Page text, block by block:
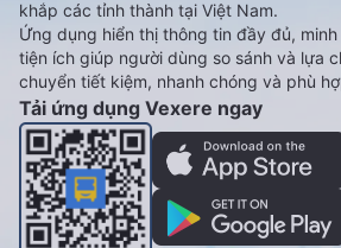
khắp các tỉnh thành tại Việt Nam.
Ứng dụng hiển thị thông tin đầy đủ,
tiện ích giúp người dùng so sánh và lựa
chuyển tiết kiệm, nhanh chóng và phù
Tải ứng dụng Vexere ngay